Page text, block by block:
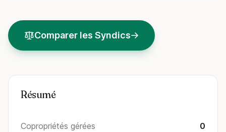
Comparer les Syndics
Résumé
Copropriétés gérées 0